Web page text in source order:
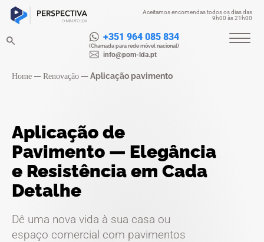
Aceitamos encomendas todos os dias das
9h00 às 21h00
+351 964 085 834
info@pom-lda.pt
(Chamada para rede móvel nacional)
Home — Renovação —Aplicação pavimento
Aplicação de
Pavimento — Elegância
e Resistência em Cada
Detalhe
Dê uma nova vida à sua casa ou
espaço comercial com pavimentos